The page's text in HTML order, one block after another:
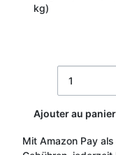
kg)
Ajouter au panier
Mit Amazon Pay